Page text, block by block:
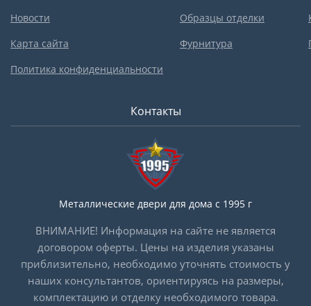
Новости
Карта сайта
Политика конфиденциальности
Образцы отделки
Фурнитура
Контакты
Металлические двери для дома с 1995 г
ВНИМАНИЕ! Информация на сайте не является
договором оферты. Цены на изделия указаны
приблизительно, необходимо уточнять стоимость у
наших консультантов, ориентируясь на размеры,
комплектацию и отделку необходимого товара.